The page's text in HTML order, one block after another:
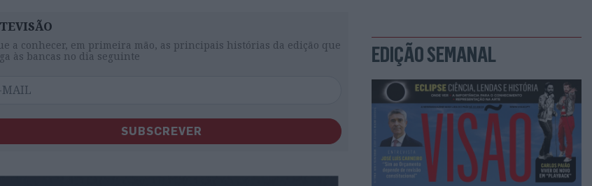
a conhecer, em primeira mão, as principais histórias da edição que
às bancas no dia seguinte
SUBSCREVER
EDIÇÃO SEMANAL